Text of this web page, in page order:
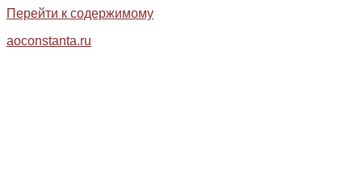
Перейти к содержимому
aoconstanta.ru